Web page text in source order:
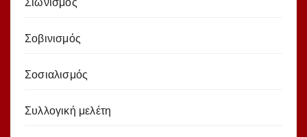
Σιωνισμός
Σοβινισμός
Σοσιαλισμός
Συλλογική μελέτη